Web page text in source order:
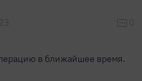
0
в ближайшее время.